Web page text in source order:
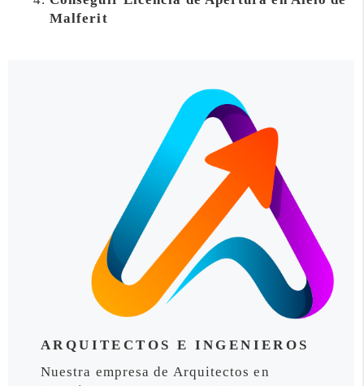
Malferit
ARQUITECTOS E INGENIEROS
Nuestra empresa de Arquitectos en